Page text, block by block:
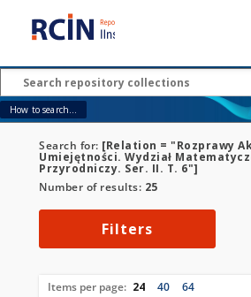
How to search...
Search for: [Relation = "Rozprawy
Umiejętności. Wydział
Przyrodniczy. Ser. II. T. 6"]
Number of results: 25
Filters
Items per page: 24 40
64